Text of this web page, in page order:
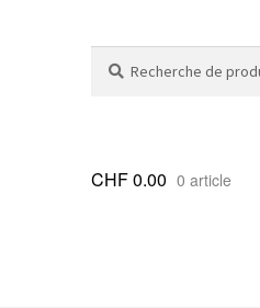
pour :
CHF0.00 0 article